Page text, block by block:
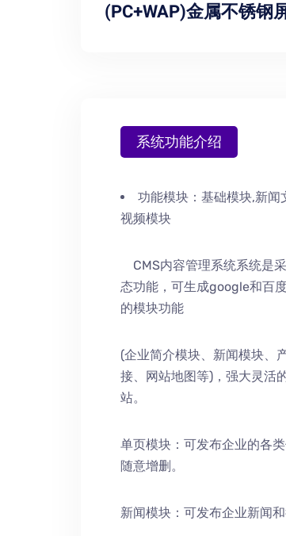
(PC+WAP)金属不锈钢
系统功能介绍
功能模块： 基础模块,新闻
视频模块
CMS内容管理系统系统是
态功能，可生成google和百
的模块功能
(企业简介模块、新闻模块、
接、网站地图等)，强大灵活
站。
单页模块：可发布企业的各
随意增删。
新闻模块：可发布企业新闻